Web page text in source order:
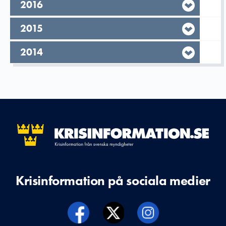
År,
2016
År,
2015
År,
2014
Krisinformation på sociala medier